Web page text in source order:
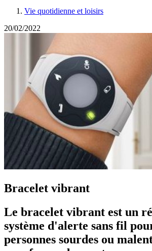
Vie quotidienne et loisirs
20/02/2022
Bracelet vibrant
Le bracelet vibrant est un
système d'alerte sans fil
personnes sourdes ou